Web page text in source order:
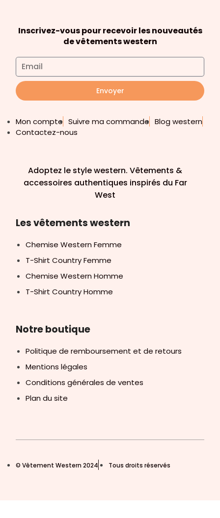
Inscrivez-vous pour recevoir les nouveautés
de vêtements western
Envoyer
Mon compte Suivre ma commande Blog western
Contactez-nous
Adoptez le style western. Vêtements &
accessoires authentiques inspirés du Far
West
Les vêtements western
Chemise Western Femme
T-Shirt Country Femme
Chemise Western Homme
T-Shirt Country Homme
Notre boutique
Politique de remboursement et de retours
Mentions légales
Conditions générales de ventes
Plan du site
© Vêtement Western 2024 Tous droits réservés